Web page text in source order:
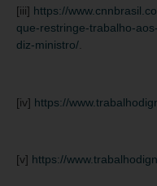
[iii] https://
que-restringe-trabalho-
diz-ministro/
[iv] https://
[v] https://